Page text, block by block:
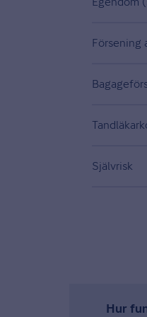
Försening
Självrisk
Hur